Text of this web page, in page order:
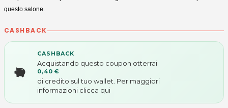
questo salone.
CASHBACK
CASHBACK
Acquistando questo coupon otterrai
0,40 €
di credito sul tuo wallet. Per maggiori
informazioni clicca qui